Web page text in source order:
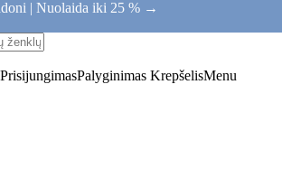
| Nuolaida iki 25 % →
PrisijungimasPalyginimas KrepšelisMenu